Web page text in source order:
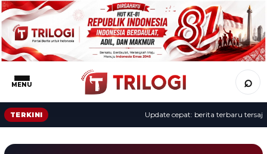
MENU ⌕
TERKINI Update cepat: berita terbaru tersaji